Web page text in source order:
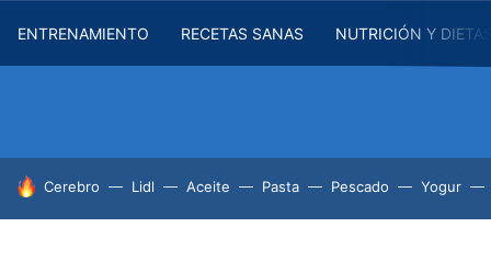
ENTRENAMIENTO RECETAS SANAS NUTRICIÓN Y
HOY SE HABLA DE
Cerebro Lidl Aceite Pasta Pescado Yogur